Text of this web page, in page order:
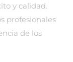
y calidad.
profesionales
de los